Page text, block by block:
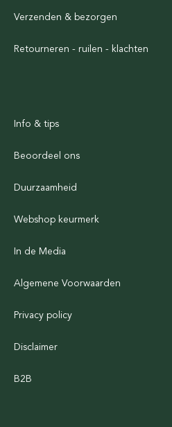
Verzenden & bezorgen
Retourneren - ruilen - klachten
Info & tips
Beoordeel ons
Duurzaamheid
Webshop keurmerk
In de Media
Algemene Voorwaarden
Privacy policy
Disclaimer
B2B